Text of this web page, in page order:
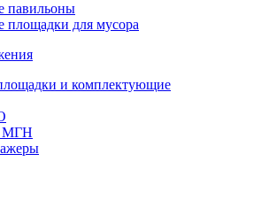
павильоны
площадки для мусора
и комплектующие
МГН